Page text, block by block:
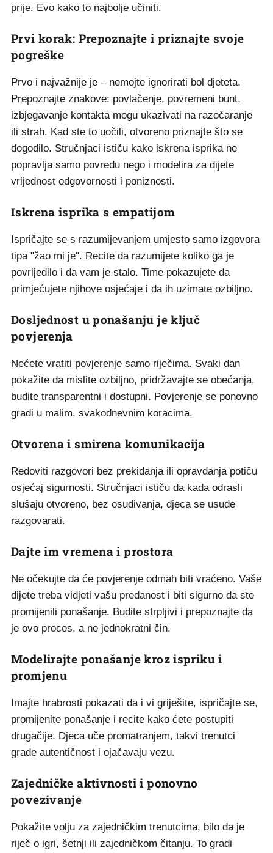
prije. Evo kako to najbolje učiniti.
Prvi korak: Prepoznajte i priznajte svoje
pogreške
Prvo i najvažnije je – nemojte ignorirati bol djeteta.
Prepoznajte znakove: povlačenje, povremeni bunt,
izbjegavanje kontakta mogu ukazivati na razočaranje
ili strah. Kad ste to uočili, otvoreno priznajte što se
dogodilo. Stručnjaci ističu kako iskrena isprika ne
popravlja samo povredu nego i modelira za dijete
vrijednost odgovornosti i poniznosti.
Iskrena isprika s empatijom
Ispričajte se s razumijevanjem umjesto samo izgovora
tipa "žao mi je". Recite da razumijete koliko ga je
povrijedilo i da vam je stalo. Time pokazujete da
primjećujete njihove osjećaje i da ih uzimate ozbiljno.
Dosljednost u ponašanju je ključ
povjerenja
Nećete vratiti povjerenje samo riječima. Svaki dan
pokažite da mislite ozbiljno, pridržavajte se obećanja,
budite transparentni i dostupni. Povjerenje se ponovno
gradi u malim, svakodnevnim koracima.
Otvorena i smirena komunikacija
Redoviti razgovori bez prekidanja ili opravdanja potiču
osjećaj sigurnosti. Stručnjaci ističu da kada odrasli
slušaju otvoreno, bez osuđivanja, djeca se usude
razgovarati.
Dajte im vremena i prostora
Ne očekujte da će povjerenje odmah biti vraćeno. Vaše
dijete treba vidjeti vašu predanost i biti sigurno da ste
promijenili ponašanje. Budite strpljivi i prepoznajte da
je ovo proces, a ne jednokratni čin.
Modelirajte ponašanje kroz ispriku i
promjenu
Imajte hrabrosti pokazati da i vi griješite, ispričajte se,
promijenite ponašanje i recite kako ćete postupiti
drugačije. Djeca uče promatranjem, takvi trenutci
grade autentičnost i ojačavaju vezu.
Zajedničke aktivnosti i ponovno
povezivanje
Pokažite volju za zajedničkim trenutcima, bilo da je
riječ o igri, šetnji ili zajedničkom čitanju. To gradi